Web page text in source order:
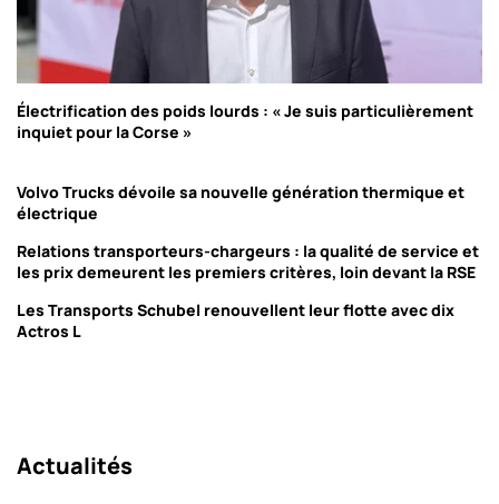
Électrification des poids lourds : « Je suis particulièrement
inquiet pour la Corse »
Volvo Trucks dévoile sa nouvelle génération thermique et
électrique
Relations transporteurs-chargeurs : la qualité de service et
les prix demeurent les premiers critères, loin devant la RSE
Les Transports Schubel renouvellent leur flotte avec dix
Actros L
Actualités